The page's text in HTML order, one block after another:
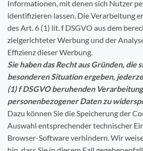
Informationen, mit denen sich Nutzer
identifizieren lassen. Die Verarbeitung
des Art. 6 (1) lit. f DSGVO aus dem
zielgerichteter Werbung und der
Effizienz dieser Werbung.
Sie haben das Recht aus Gründen, die
besonderen Situation ergeben,
(1) f DSGVO beruhenden
personenbezogener Daten zu
Dazu können Sie die Speicherung der
Auswahl entsprechender technischer
Browser-Software verhindern. Wir